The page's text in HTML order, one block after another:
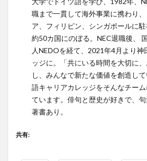
職まで一貫して海外事業に携わり
ア、フィリピン、シンガポールに
約50カ国にのぼる。NEC退職後、
人NEDOを経て、2021年4月より神
ッジに。「共にいる時間を大切に
し、みんなで新たな価値を創造し
語キャリアカレッジをそんなチー
ています。俳句と歴史が好きで、
著書あり。
共有: